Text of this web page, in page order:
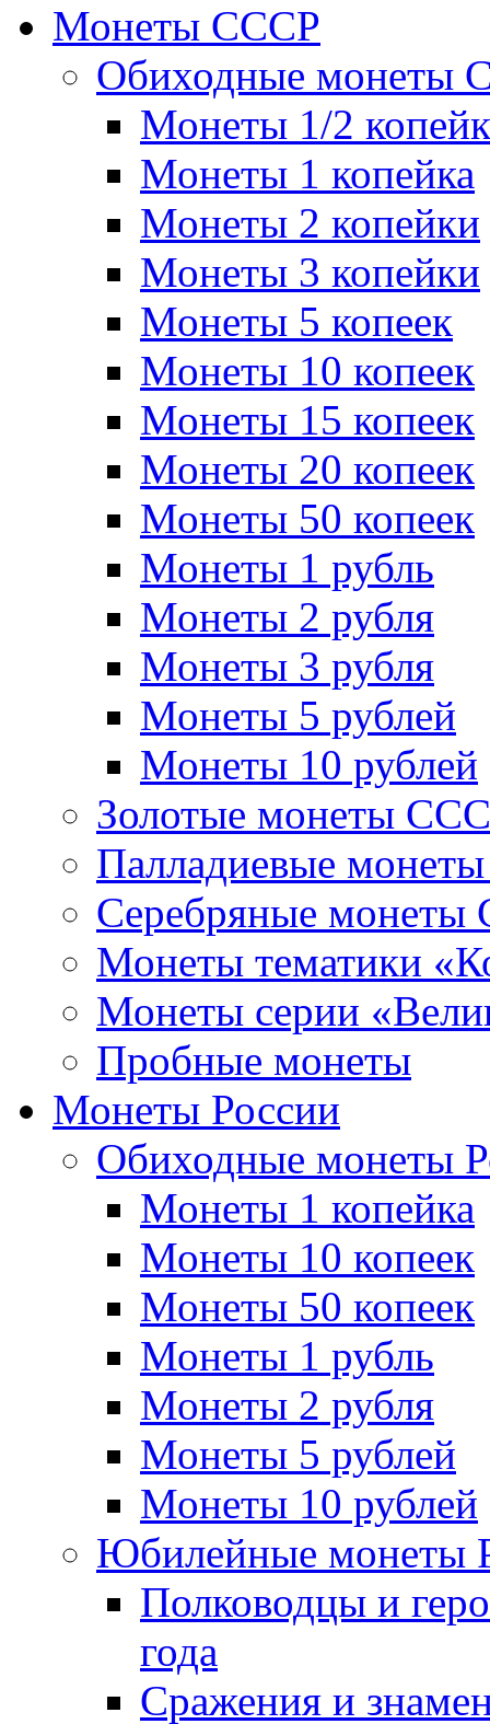
Монеты СССР
Обиходные монеты
Монеты 1/2
Монеты 1 копейка
Монеты 2 копейки
Монеты 3 копейки
Монеты 5 копеек
Монеты 10 копеек
Монеты 15 копеек
Монеты 20 копеек
Монеты 50 копеек
Монеты 1 рубль
Монеты 2 рубля
Монеты 3 рубля
Монеты 5 рублей
Монеты 10 рублей
Золотые монеты
Палладиевые
Серебряные монеты
Монеты тематики
Монеты серии
Пробные монеты
Монеты России
Обиходные монеты
Монеты 1 копейка
Монеты 10 копеек
Монеты 50 копеек
Монеты 1 рубль
Монеты 2 рубля
Монеты 5 рублей
Монеты 10 рублей
Юбилейные монеты
Полководцы и
года
Сражения и